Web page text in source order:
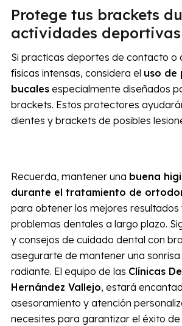
Protege tus brackets
actividades deportivas
Si practicas deportes de contacto o
físicas intensas, considera el uso de
bucalesespecialmente diseñados
brackets. Estos protectores
dientes y brackets de posibles
Recuerda, mantener una buena
durante el tratamiento de
para obtener los mejores resultados
problemas dentales a largo plazo.
y consejos de cuidado dental con
asegurarte de mantener una
radiante. El equipo de las Clínicas
Hernández Vallejo, estará
asesoramiento y atención
necesites para garantizar el éxito